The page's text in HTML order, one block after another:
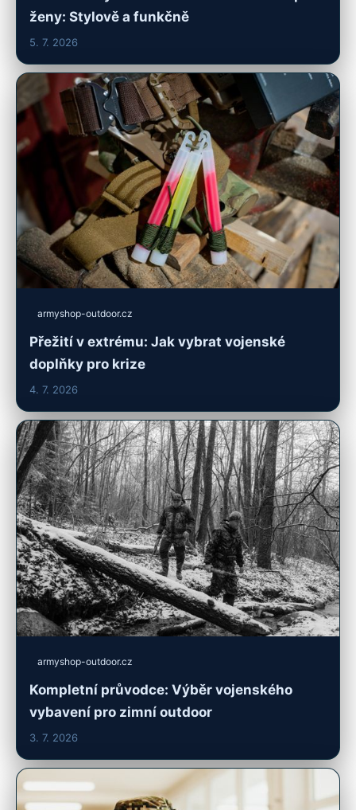
ženy: Stylově a funkčně
5. 7. 2026
armyshop-outdoor.cz
Přežití v extrému: Jak vybrat vojenské
doplňky pro krize
4. 7. 2026
armyshop-outdoor.cz
Kompletní průvodce: Výběr vojenského
vybavení pro zimní outdoor
3. 7. 2026